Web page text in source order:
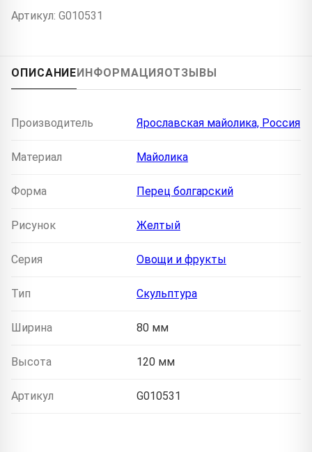
Артикул: G010531
ОПИСАНИЕИНФОРМАЦИЯОТЗЫВЫ
Производитель Ярославская майолика, Россия
Материал Майолика
Форма Перец болгарский
Рисунок Желтый
Серия Овощи и фрукты
Тип Скульптура
Ширина 80 мм
Высота 120 мм
Артикул G010531